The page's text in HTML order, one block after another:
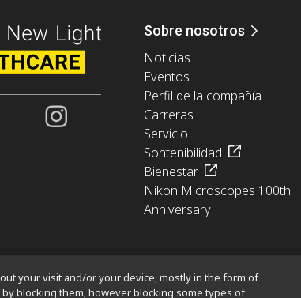
Sobre nosotros
Noticias
Eventos
Perfil de la compañía
Carreras
Servicio
Sontenibilidad
Bienestar
Nikon Microscopes 100th
Anniversary
your visit and/or your device, mostly in the form of
blocking them, however blocking some types of